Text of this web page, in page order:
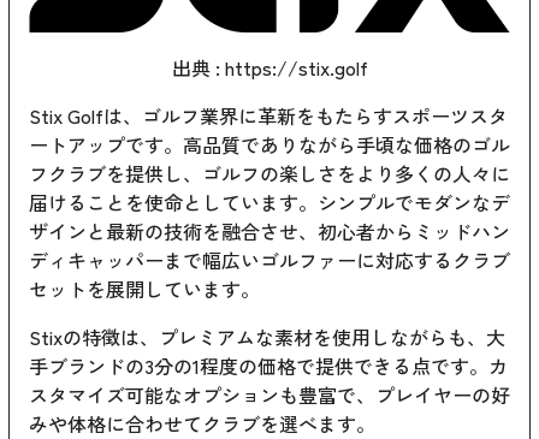
出典 : https://stix.golf
Stix Golfは、ゴルフ業界に革新をもたらすスポーツスタ
ートアップです。高品質でありながら手頃な価格のゴル
フクラブを提供し、ゴルフの楽しさをより多くの人々に
届けることを使命としています。シンプルでモダンなデ
ザインと最新の技術を融合させ、初心者からミッドハン
ディキャッパーまで幅広いゴルファーに対応するクラブ
セットを展開しています。
Stixの特徴は、プレミアムな素材を使用しながらも、大
手ブランドの3分の1程度の価格で提供できる点です。カ
スタマイズ可能なオプションも豊富で、プレイヤーの好
みや体格に合わせてクラブを選べます。